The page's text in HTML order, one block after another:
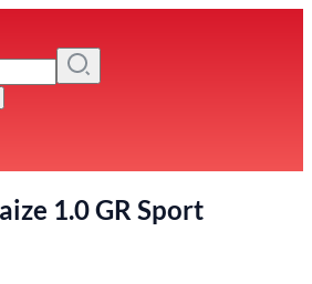
1.0 GR Sport